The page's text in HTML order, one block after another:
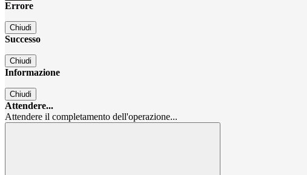
Errore
Chiudi
Successo
Chiudi
Informazione
Chiudi
Attendere...
Attendere il completamento dell'operazione...